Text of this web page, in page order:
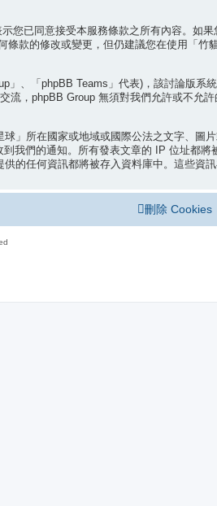
您已同意接受本服務條款之所有內容。如
款的修改或變更，但仍建議您在使用「竹
」、「phpBB Teams」代表)，該討論版系統
流，phpBB Group 無須對我們允許或不允
」所在國家或地域或國際公法之文字、圖片
我們的通知。所有發表文章的 IP 位址都將
的任何資訊都將被存入資料庫中。這些資
刪除 Cookies